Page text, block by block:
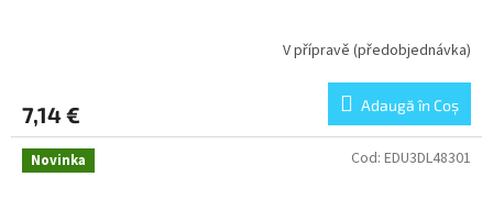
V přípravě (předobjednávka)
7,14 € Adaugă în Coş
Novinka Cod: EDU3DL48301